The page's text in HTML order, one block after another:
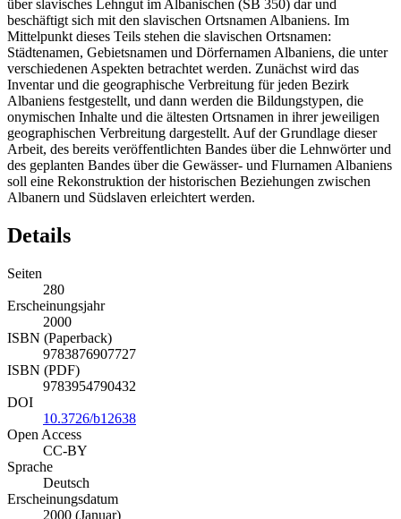
über slavisches Lehngut im Albanischen (SB 350) dar und
beschäftigt sich mit den slavischen Ortsnamen Albaniens. Im
Mittelpunkt dieses Teils stehen die slavischen Ortsnamen:
Städtenamen, Gebietsnamen und Dörfernamen Albaniens, die unter
verschiedenen Aspekten betrachtet werden. Zunächst wird das
Inventar und die geographische Verbreitung für jeden Bezirk
Albaniens festgestellt, und dann werden die Bildungstypen, die
onymischen Inhalte und die ältesten Ortsnamen in ihrer jeweiligen
geographischen Verbreitung dargestellt. Auf der Grundlage dieser
Arbeit, des bereits veröffentlichten Bandes über die Lehnwörter und
des geplanten Bandes über die Gewässer- und Flurnamen Albaniens
soll eine Rekonstruktion der historischen Beziehungen zwischen
Albanern und Südslaven erleichtert werden.
Details
Seiten
280
Erscheinungsjahr
2000
ISBN (Paperback)
9783876907727
ISBN (PDF)
9783954790432
DOI
10.3726/b12638
Open Access
CC-BY
Sprache
Deutsch
Erscheinungsdatum
2000 (Januar)